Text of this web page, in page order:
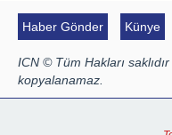
Haber Gönder Künye
ICN © Tüm Hakları
kopyalanamaz.